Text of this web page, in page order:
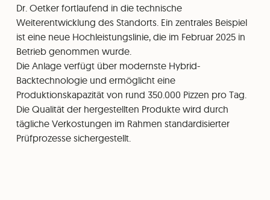
Dr. Oetker fortlaufend in die technische
Weiterentwicklung des Standorts. Ein zentrales Beispiel
ist eine neue Hochleistungslinie, die im Februar 2025 in
Betrieb genommen wurde.
Die Anlage verfügt über modernste Hybrid-
Backtechnologie und ermöglicht eine
Produktionskapazität von rund 350.000 Pizzen pro Tag.
Die Qualität der hergestellten Produkte wird durch
tägliche Verkostungen im Rahmen standardisierter
Prüfprozesse sichergestellt.